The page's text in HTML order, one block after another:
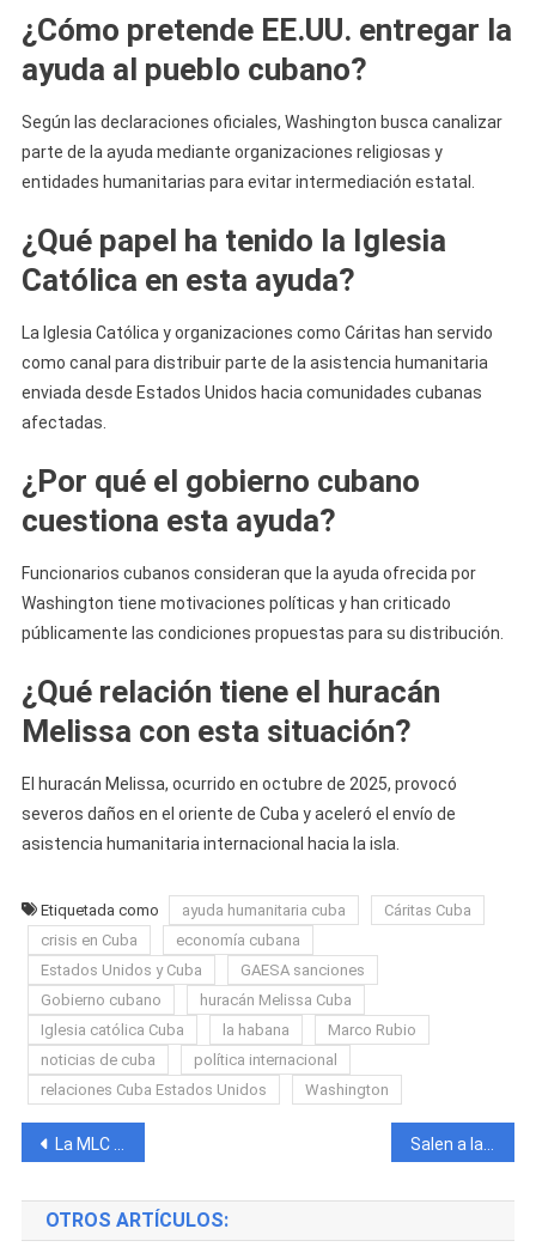
¿Cómo pretende EE.UU. entregar la
ayuda al pueblo cubano?
Según las declaraciones oficiales, Washington busca canalizar
parte de la ayuda mediante organizaciones religiosas y
entidades humanitarias para evitar intermediación estatal.
¿Qué papel ha tenido la Iglesia
Católica en esta ayuda?
La Iglesia Católica y organizaciones como Cáritas han servido
como canal para distribuir parte de la asistencia humanitaria
enviada desde Estados Unidos hacia comunidades cubanas
afectadas.
¿Por qué el gobierno cubano
cuestiona esta ayuda?
Funcionarios cubanos consideran que la ayuda ofrecida por
Washington tiene motivaciones políticas y han criticado
públicamente las condiciones propuestas para su distribución.
¿Qué relación tiene el huracán
Melissa con esta situación?
El huracán Melissa, ocurrido en octubre de 2025, provocó
severos daños en el oriente de Cuba y aceleró el envío de
asistencia humanitaria internacional hacia la isla.
Etiquetada como ayuda humanitaria cuba
Cáritas Cuba
crisis en Cuba
economía cubana
Estados Unidos y Cuba
GAESA sanciones
Gobierno cubano
huracán Melissa Cuba
Iglesia católica Cuba
la habana
Marco Rubio
noticias de cuba
política internacional
relaciones Cuba Estados Unidos
Washington
Navegación
de
entradas
La MLC vuelve a caer en Cuba y pierde terreno frente al dólar y el euro en el mercado informal Salen a la luz imágenes que revelan lo sucedido en el trágico accidente en el que lamentablemente falleció Bolito El Efi
OTROS ARTÍCULOS: